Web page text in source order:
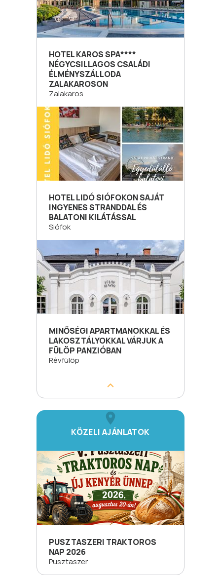
HOTEL KAROS SPA****
NÉGYCSILLAGOS CSALÁDI
ÉLMÉNYSZÁLLODA
ZALAKAROSON
Zalakaros
HOTEL LIDÓ SIÓFOKON SAJÁT
INGYENES STRANDDAL ÉS
BALATONI KILÁTÁSSAL
Siófok
MINŐSÉGI APARTMANOKKAL ÉS
LAKOSZTÁLYOKKAL VÁRJUK A
FÜLÖP PANZIÓBAN
Révfülöp
KÖZELI AJÁNLATOK
PUSZTASZERI TRAKTOROS
NAP 2026
Pusztaszer